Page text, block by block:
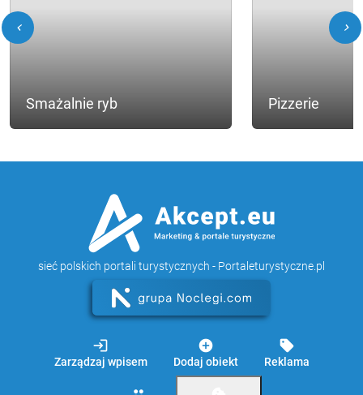
Smażalnie ryb Pizzerie
chevron_left chevron_right
login
Zarządzaj wpisem
add_circle
Dodaj obiekt
sell
Reklama
sieć polskich portali turystycznych - Portaleturystyczne.pl